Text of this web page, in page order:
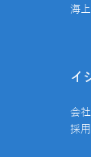
海
イ
会
採